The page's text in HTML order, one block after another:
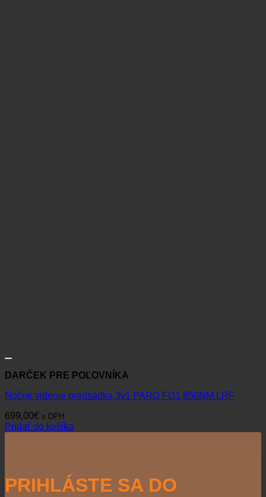
DARČEK PRE POĽOVNÍKA
Nočné videnie predsádka 3v1 PARD FD1 850NM LRF
699,00€ s DPH
Pridať do košíka
PRIHLÁSTE SA DO